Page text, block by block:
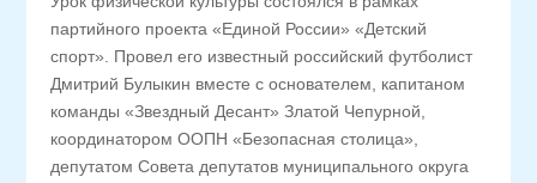
партийного проекта «Единой России» «Детский
спорт». Провел его известный российский футболист
Дмитрий Булыкин вместе с основателем, капитаном
команды «Звездный Десант» Златой Чепурной,
координатором ООПН «Безопасная столица»,
депутатом Совета депутатов муниципального округа